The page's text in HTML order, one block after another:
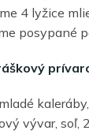
4 lyžice
posypané
vývar, soľ,